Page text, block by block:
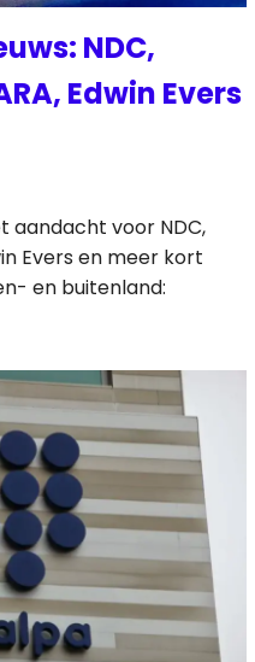
NDC,
Edwin Evers
aandacht voor NDC,
Evers en meer kort
en buitenland: